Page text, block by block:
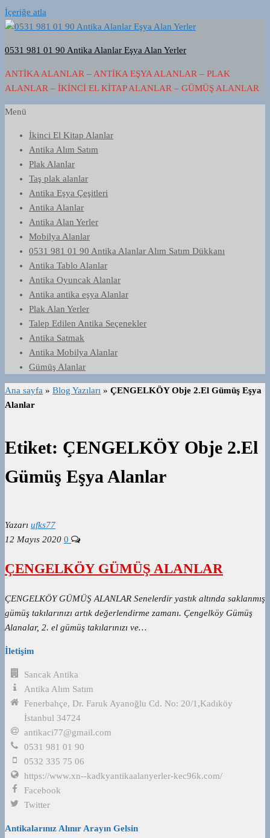
İçeriğe atla
0531 981 01 90 Antika Alanlar Eşya Alan Yerler
ANTIKA ALANLAR – ANTIKA EŞYA ALANLAR – PLAK
ALANLAR – İKINCI EL KITAP ALANLAR – GÜMÜŞ ALANLAR
Menü
İkinci El Kitap Alanlar
Antika Alım Satım
Plak Alanlar
Taş plak alanlar
Antika Eşya Çeşitleri
Antika Alanlar
Antika Alan Yerler
Mobilya Alanlar
0531 981 01 90 Antika Alanlar Alım Satım Dükkanı
Antika Tablo Alanlar
Antika Oyuncak Alanlar
Antika antika eşya Alanlar
Plak Alan Yerler
Talep Edilen Antika Seçenekler
Antika Satmak
Antika Mobilya Alanlar
Gümüş Alanlar
Ana sayfa » Blog Yazıları » ÇENGELKÖY Obje 2.El Gümüş Eşya
Alanlar
Etiket: ÇENGELKÖY Obje 2.El
Gümüş Eşya Alanlar
Yazarı ufks77
12 Mayıs 2020 0
ÇENGELKÖY GÜMÜŞ ALANLAR
ÇENGELKÖY GÜMÜŞ ALANLAR Senelerdir yastık altında saklanmış
gümüş takılarınızı artık değerlendirme zamanı. Çengelköy Gümüş
Alanalar, 2. el gümüş takılarınızı ve…
İletişim
Sancak Antika
Antika Alım Satım
Fenerbahçe, Dr. Faruk Ayanoğlu Cd. No: 20/1,Kadıköy
İstanbul 34724
antikaci77@gmail.com
0531 981 01 90
0532 335 75 06
https://www.xn--kadkyantikaalanyerler-kec96k.com/
Facebook
Twitter
Antikalarınız Alınır Arayın Gelsin